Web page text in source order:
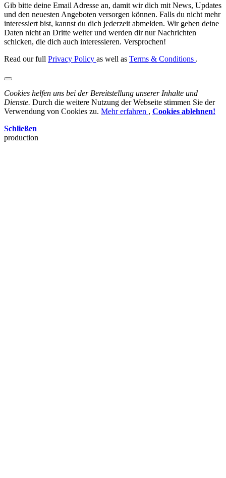
Gib bitte deine Email Adresse an, damit wir dich mit News, Updates
und den neuesten Angeboten versorgen können. Falls du nicht mehr
interessiert bist, kannst du dich jederzeit abmelden. Wir geben deine
Daten nicht an Dritte weiter und werden dir nur Nachrichten
schicken, die dich auch interessieren. Versprochen!
Read our full Privacy Policy as well as Terms & Conditions .
Cookies helfen uns bei der Bereitstellung unserer Inhalte und
Dienste. Durch die weitere Nutzung der Webseite stimmen Sie der
Verwendung von Cookies zu. Mehr erfahren , Cookies ablehnen!
Schließen
production